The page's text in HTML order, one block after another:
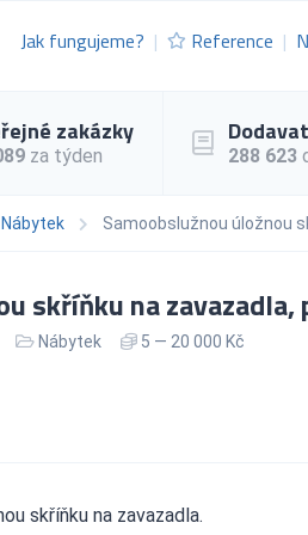
Jak fungujeme? Reference
zakázky
za týden 288 623
Nábytek Samoobslužnou úložnou
skříňku na
Nábytek 5 — 20 000 Kč
skříňku na zavazadla.